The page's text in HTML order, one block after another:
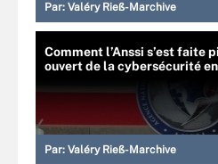
Par: Valéry Rieß-Marchive
Comment l’Anssi s’est faite
ouvert de la cybersécurité
Par: Valéry Rieß-Marchive